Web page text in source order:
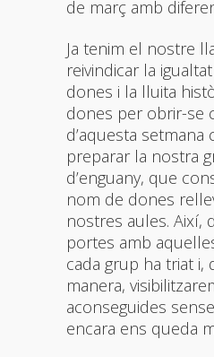
de març amb
Ja tenim el nostre
reivindicar la
dones i la lluita
dones per obrir-se
d’aquesta setmana
preparar la nostra
d’enguany, que
nom de dones
nostres aules. Així,
portes amb
cada grup ha triat i,
manera,
aconseguides
encara ens queda